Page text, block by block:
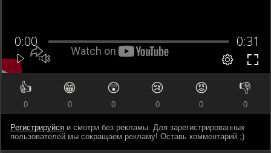
👍
0
😁
0
😲
0
😢
0
😡
0
👎
0
Регистрируйся и смотри без рекламы. Для зарегистрированных
пользователей мы сокращаем рекламу! Оставь комментарий ;)